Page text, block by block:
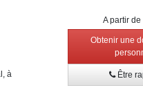
à
A partir de
Obtenir une
Être